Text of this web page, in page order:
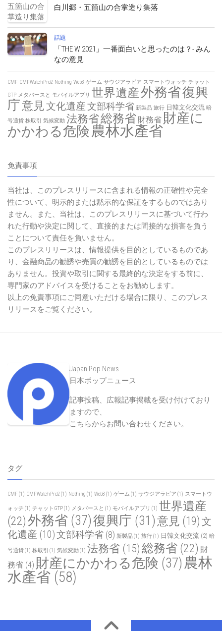
白川郷・五箇山の合掌造り集落
話題
「THE W 2021」一番面白いと思ったのは？- みん
なの意見
CMF CMFWatchPro2 Nothing Web3 ゲーム サウジアラビア スマートウォッチ チャット
GTP メタバースと モバイルアプリ 世界遺産外務省復興
庁意見文化遺産文部科学省 新製品 旅行 日韓文化交流 暗
号通貨 株取引 気候変動 法務省総務省 財務省 財産に
かかわる危険農林水產省
免責事項
当社は、このプレスリリースに含まれる情報の正確性や完全
性について、明示的または黙示的な保証をするものではあり
ません。また、当社は、このプレスリリースに基づいて行わ
れた行動や決定に関して、直接的または間接的な損害を負う
ことについて責任を負いません。
このプレスリリースは、情報提供を目的としているものであ
り、金融商品の勧誘や売買の勧誘を目的としているものでは
ありません。投資や取引に関する最終的な決定をする前に、
専門家のアドバイスを受けることをお勧めします。
以上の免責事項にご同意いただける場合に限り、このプレス
リリースをご覧ください。
Japan Pop News
日本ポップニュース
記事投稿、広報記事掲載を受け付けており
ますので、
こちらからお問い合わせください。
タグ
CMF (1) CMFWatchPro2 (1) Nothing (1) Web3 (1) ゲーム (1) サウジアラビア (1) スマートウ
ォッチ (1) チャットGTP(1) メタバースと (1) モバイルアプリ (1) 世界遺産
(22)外務省 (37)復興庁 (31)意見 (19) 文
化遺産 (10)文部科学省 (8) 新製品(1) 旅行(1) 日韓文化交流 (2) 暗
号通貨(1) 株取引 (1) 気候変動(1) 法務省 (15) 総務省 (22) 財
務省 (4) 財産にかかわる危険 (37) 農林
水產省 (58)